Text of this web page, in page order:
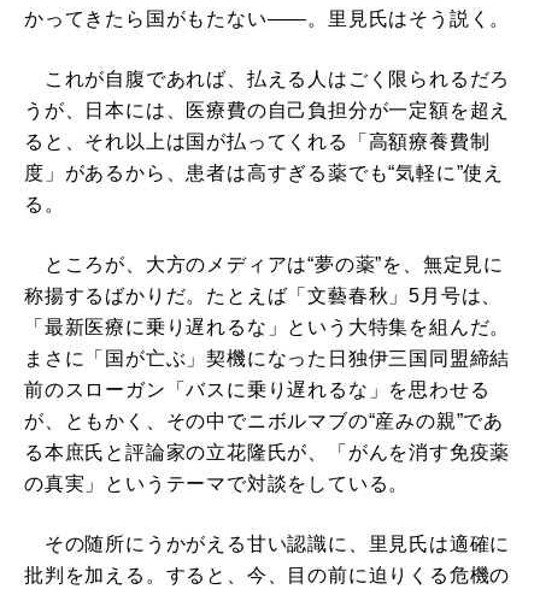
かってきたら国がもたない――。里見氏はそう説く。
これが自腹であれば、払える人はごく限られるだろ
うが、日本には、医療費の自己負担分が一定額を超え
ると、それ以上は国が払ってくれる「高額療養費制
度」があるから、患者は高すぎる薬でも“気軽に”使え
る。
ところが、大方のメディアは“夢の薬”を、無定見に
称揚するばかりだ。たとえば「文藝春秋」5月号は、
「最新医療に乗り遅れるな」という大特集を組んだ。
まさに「国が亡ぶ」契機になった日独伊三国同盟締結
前のスローガン「バスに乗り遅れるな」を思わせる
が、ともかく、その中でニボルマブの“産みの親”であ
る本庶氏と評論家の立花隆氏が、「がんを消す免疫薬
の真実」というテーマで対談をしている。
その随所にうかがえる甘い認識に、里見氏は適確に
批判を加える。すると、今、目の前に迫りくる危機の